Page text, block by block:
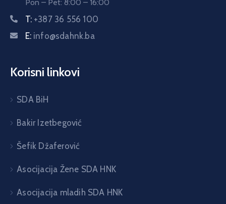
Pon – Pet: 8:00 – 16:00
T: +387 36 556 100
E: info@sdahnk.ba
Korisni linkovi
SDA BiH
Bakir Izetbegović
Šefik Džaferović
Asocijacija Žene SDA HNK
Asocijacija mladih SDA HNK